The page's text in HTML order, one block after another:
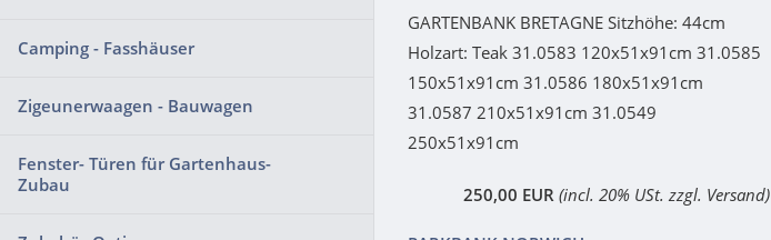
Camping - Fasshäuser
Zigeunerwaagen - Bauwagen
Fenster- Türen für Gartenhaus-
Zubau
GARTENBANK BRETAGNE Sitzhöhe: 44cm
Holzart: Teak 31.0583 120x51x91cm 31.0585
150x51x91cm 31.0586 180x51x91cm
31.0587 210x51x91cm 31.0549
250x51x91cm
250,00 EUR (incl. 20% USt. zzgl. Versand)